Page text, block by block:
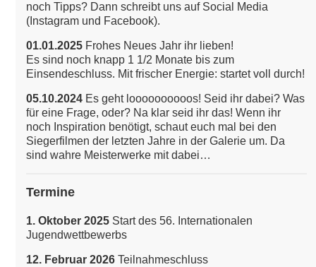
noch Tipps? Dann schreibt uns auf Social Media
(Instagram und Facebook).
01.01.2025 Frohes Neues Jahr ihr lieben!
Es sind noch knapp 1 1/2 Monate bis zum
Einsendeschluss. Mit frischer Energie: startet voll durch!
05.10.2024 Es geht loooooooooos! Seid ihr dabei? Was
für eine Frage, oder? Na klar seid ihr das! Wenn ihr
noch Inspiration benötigt, schaut euch mal bei den
Siegerfilmen der letzten Jahre in der Galerie um. Da
sind wahre Meisterwerke mit dabei…
Termine
1. Oktober 2025 Start des 56. Internationalen
Jugendwettbewerbs
12. Februar 2026 Teilnahmeschluss